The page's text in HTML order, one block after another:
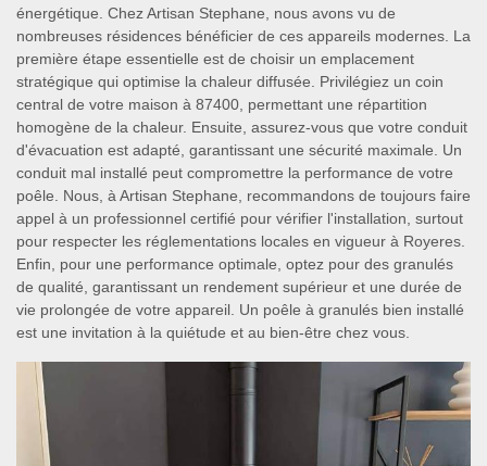
énergétique. Chez Artisan Stephane, nous avons vu de
nombreuses résidences bénéficier de ces appareils modernes. La
première étape essentielle est de choisir un emplacement
stratégique qui optimise la chaleur diffusée. Privilégiez un coin
central de votre maison à 87400, permettant une répartition
homogène de la chaleur. Ensuite, assurez-vous que votre conduit
d'évacuation est adapté, garantissant une sécurité maximale. Un
conduit mal installé peut compromettre la performance de votre
poêle. Nous, à Artisan Stephane, recommandons de toujours faire
appel à un professionnel certifié pour vérifier l'installation, surtout
pour respecter les réglementations locales en vigueur à Royeres.
Enfin, pour une performance optimale, optez pour des granulés
de qualité, garantissant un rendement supérieur et une durée de
vie prolongée de votre appareil. Un poêle à granulés bien installé
est une invitation à la quiétude et au bien-être chez vous.